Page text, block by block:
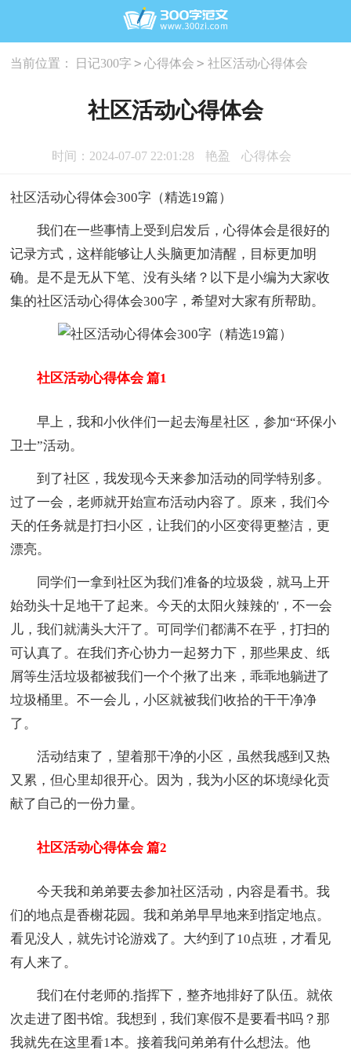
当前位置： 日记300字 > 心得体会 > 社区活动心得体会
社区活动心得体会
时间：2024-07-07 22:01:28 艳盈 心得体会
社区活动心得体会300字（精选19篇）
我们在一些事情上受到启发后，心得体会是很好的
记录方式，这样能够让人头脑更加清醒，目标更加明
确。是不是无从下笔、没有头绪？以下是小编为大家收
集的社区活动心得体会300字，希望对大家有所帮助。
社区活动心得体会 篇1
早上，我和小伙伴们一起去海星社区，参加“环保小
卫士”活动。
到了社区，我发现今天来参加活动的同学特别多。
过了一会，老师就开始宣布活动内容了。原来，我们今
天的任务就是打扫小区，让我们的小区变得更整洁，更
漂亮。
同学们一拿到社区为我们准备的垃圾袋，就马上开
始劲头十足地干了起来。今天的太阳火辣辣的'，不一会
儿，我们就满头大汗了。可同学们都满不在乎，打扫的
可认真了。在我们齐心协力一起努力下，那些果皮、纸
屑等生活垃圾都被我们一个个揪了出来，乖乖地躺进了
垃圾桶里。不一会儿，小区就被我们收拾的干干净净
了。
活动结束了，望着那干净的小区，虽然我感到又热
又累，但心里却很开心。因为，我为小区的坏境绿化贡
献了自己的一份力量。
社区活动心得体会 篇2
今天我和弟弟要去参加社区活动，内容是看书。我
们的地点是香榭花园。我和弟弟早早地来到指定地点。
看见没人，就先讨论游戏了。大约到了10点班，才看见
有人来了。
我们在付老师的.指挥下，整齐地排好了队伍。就依
次走进了图书馆。我想到，我们寒假不是要看书吗？那
我就先在这里看1本。接着我问弟弟有什么想法。他